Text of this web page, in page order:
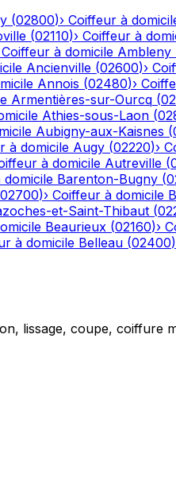
(02800)› Coiffeur à
(02110)› Coiffeur à
Coiffeur à domicile Ambleny
Ancienville (02600)›
Annois (02480)›
Armentières-sur-Ourcq (
Athies-sous-Laon (
Aubigny-aux-Kaisnes (
à domicile Augy (02220)›
à domicile Autreville (
Barenton-Bugny (
02700)› Coiffeur à domicile
et-Saint-Thibaut (
Beaurieux (02160)›
à domicile Belleau (02400)
lissage, coupe, coiffure